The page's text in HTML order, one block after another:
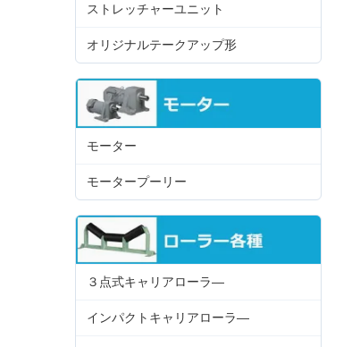
ストレッチャーユニット
オリジナルテークアップ形
モーター
モータープーリー
３点式キャリアローラ―
インパクトキャリアローラ―